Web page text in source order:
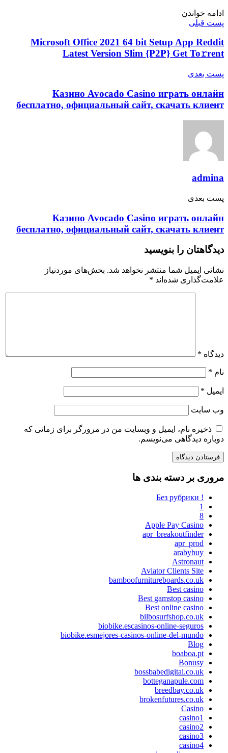
ادامه خواندن
پست قبلی
Microsoft Office 2021 64 bit Setup App Reddit
Latest Version Slim {P2P} Get To𝚛rent
پست‌ بعدی
Казино Avocado Casino играть онлайн
бесплатно, официальный сайт, скачать клиент
admina
پست‌ بعدی
Казино Avocado Casino играть онлайн
бесплатно, официальный сайт, скачать клиент
دیدگاهتان را بنویسید
نشانی ایمیل شما منتشر نخواهد شد. بخش‌های موردنیاز
علامت‌گذاری شده‌اند *
دیدگاه *
نام *
ایمیل *
وب‌ سایت
ذخیره نام، ایمیل و وبسایت من در مرورگر برای زمانی که
دوباره دیدگاهی می‌نویسم.
مروری بر دسته بندی ها
! Без рубрики
1
8
Apple Pay Casino
apr_breakoutfinder
apr_prod
arabybuy
Astronaut
Aviator Clients Site
bamboofurnitureboards.co.uk
Best casino
Best gamstop casino
Best online casino
bilbosurfshop.co.uk
biobike.escasinos-online-seguros
biobike.esmejores-casinos-online-del-mundo
Blog
boaboa.pt
Bonusy
bossbabedigital.co.uk
botteganapule.com
breedbay.co.uk
brokenfutures.co.uk
Casino
casino1
casino2
casino3
casino4